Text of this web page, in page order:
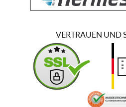
VERTRAUEN UND